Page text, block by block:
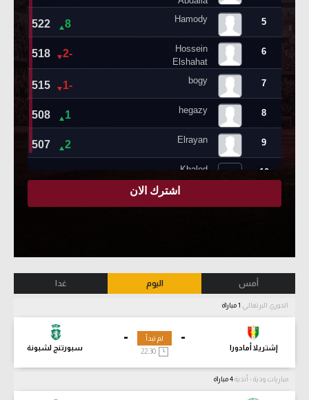
أمس اليوم غدا
الدوري البرتغالي
-
إشتريلا أمادورا
-
سبورتنج لشبونة
لم تبدأ
مباريات ودية - أندية